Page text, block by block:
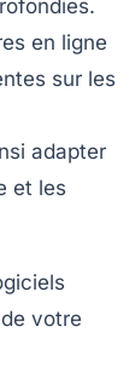
en ligne
sur les
adapter
et les
votre